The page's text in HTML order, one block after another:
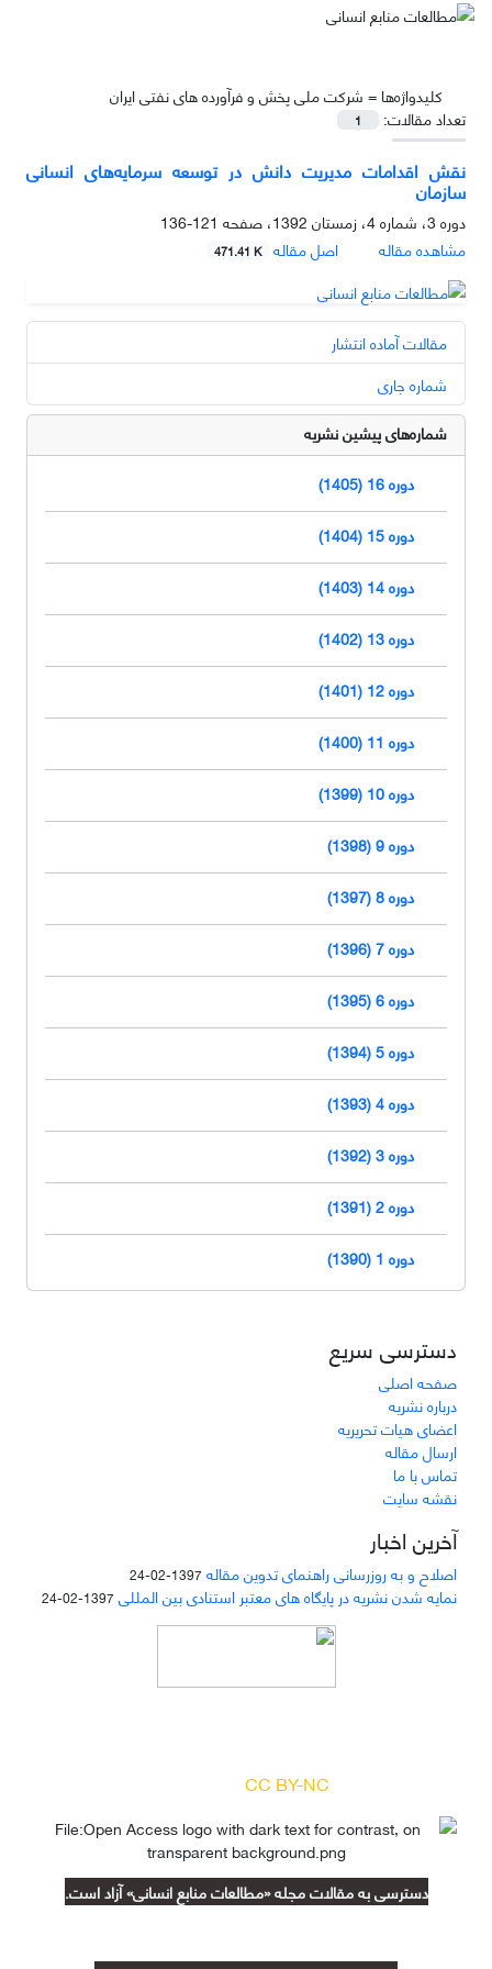
کلیدواژه‌ها = شرکت ملی پخش و فرآورده های نفتی ایران
تعداد مقالات:
1
نقش اقدامات مدیریت دانش در توسعه سرمایه‌های انسانی
سازمان
دوره 3، شماره 4، زمستان 1392، صفحه
121-136
مشاهده مقاله
اصل مقاله 471.41 K
مقالات آماده انتشار
شماره جاری
شماره‌های پیشین نشریه
دوره 16 (1405)
دوره 15 (1404)
دوره 14 (1403)
دوره 13 (1402)
دوره 12 (1401)
دوره 11 (1400)
دوره 10 (1399)
دوره 9 (1398)
دوره 8 (1397)
دوره 7 (1396)
دوره 6 (1395)
دوره 5 (1394)
دوره 4 (1393)
دوره 3 (1392)
دوره 2 (1391)
دوره 1 (1390)
دسترسی سریع
صفحه اصلی
درباره نشریه
اعضای هیات تحریریه
ارسال مقاله
تماس با ما
نقشه سایت
آخرین اخبار
اصلاح و به روزرسانی راهنمای تدوین مقاله 1397-02-24
نمایه شدن نشریه در پایگاه های معتبر استنادی بین المللی 1397-02-24
CC BY-NC
دسترسی به مقالات مجله «مطالعات منابع انسانی» آزاد است.